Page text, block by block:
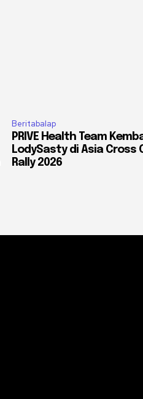
Beritabalap
PRIVE Health Team
LodySasty di Asia Cross
Rally 2026